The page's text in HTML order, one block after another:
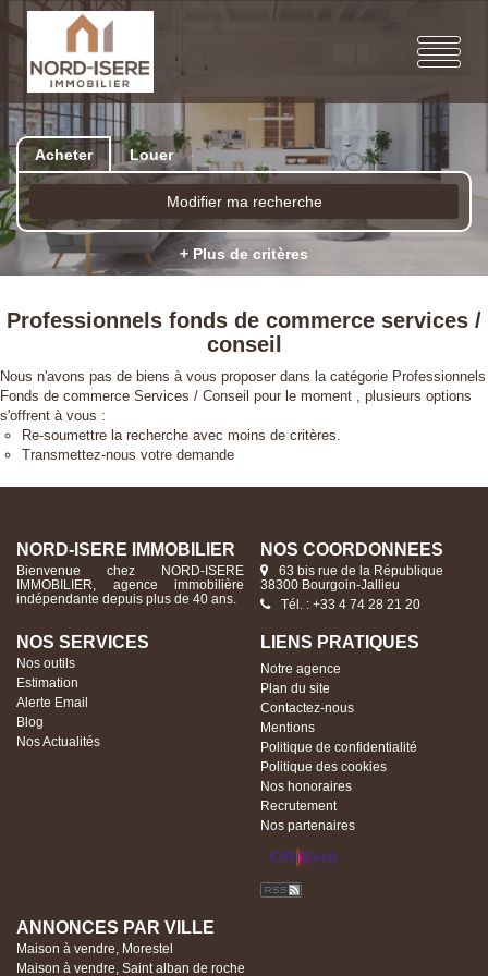
Acheter Louer
Modifier ma recherche
+ Plus de critères
Professionnels fonds de commerce services /
conseil
Nous n'avons pas de biens à vous proposer dans la catégorie Professionnels
Fonds de commerce Services / Conseil pour le moment , plusieurs options
s'offrent à vous :
Re-soumettre la recherche avec moins de critères.
Transmettez-nous votre demande
NORD-ISERE IMMOBILIER
Bienvenue chez NORD-ISERE
IMMOBILIER, agence immobilière
indépendante depuis plus de 40 ans.
NOS COORDONNÉES
63 bis rue de la République
38300 Bourgoin-Jallieu
Tél. : +33 4 74 28 21 20
NOS SERVICES
Nos outils
Estimation
Alerte Email
Blog
Nos Actualités
LIENS PRATIQUES
Notre agence
Plan du site
Contactez-nous
Mentions
Politique de confidentialité
Politique des cookies
Nos honoraires
Recrutement
Nos partenaires
ANNONCES PAR VILLE
Maison à vendre, Morestel
Maison à vendre, Saint alban de roche